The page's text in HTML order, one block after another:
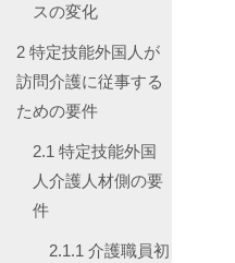
スの変化
2 特定技能外国人が
訪問介護に従事する
ための要件
2.1 特定技能外国
人介護人材側の要
件
2.1.1 介護職員初